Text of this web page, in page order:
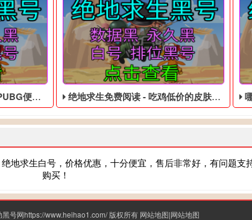
的账号 绝地求生免费阅读 - 吃鸡低价的皮肤黑号 哪
地求生白号，价格优惠，十分便宜，售后非常好，有问题支
购买！
号网https://www.heihao1.com/ 版权所有 网站地图|网站地图